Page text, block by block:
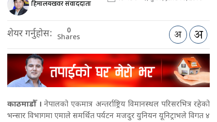
हिमालयखवर संवाददाता
शेयर गर्नुहोस: 0
Shares
काठमाडौँ । नेपालको एकमात्र अन्तर्राष्ट्रिय विमानस्थल परिसरभित्र रहेको
भन्सार विभागमा एमाले समर्थित पर्यटन मजदुर युनियन यूनिट्राभले विगत ४